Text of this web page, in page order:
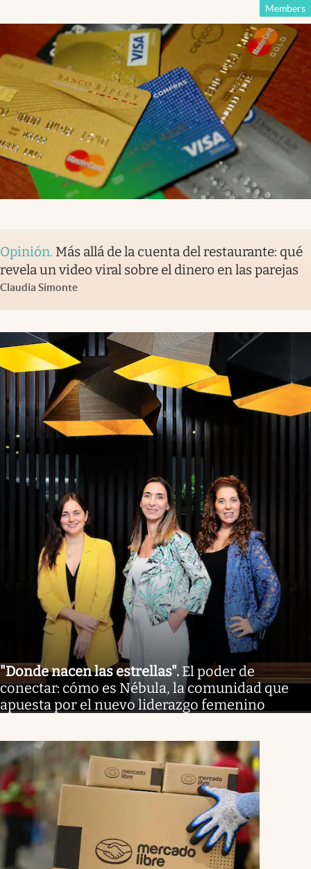
Members
Opinión. Más allá de la cuenta del restaurante: qué
revela un video viral sobre el dinero en las parejas
Claudia Simonte
"Donde nacen las estrellas". El poder de
conectar: cómo es Nébula, la comunidad que
apuesta por el nuevo liderazgo femenino